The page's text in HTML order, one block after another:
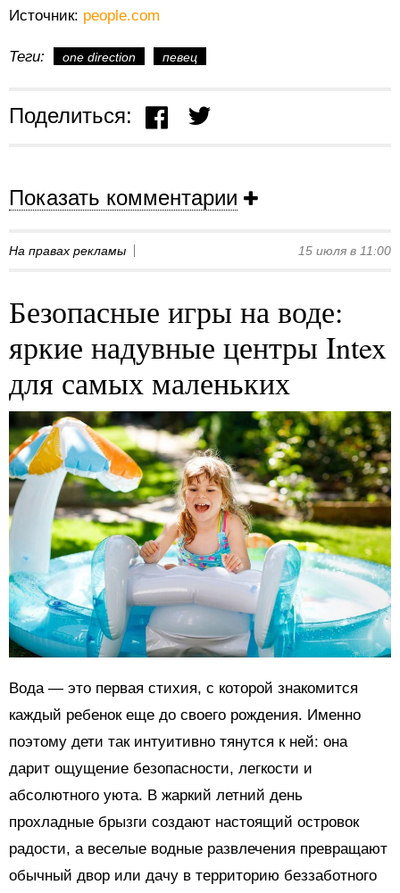
Источник: people.com
Теги: one direction певец
Поделиться:
Показать комментарии
На правах рекламы 15 июля в 11:00
Безопасные игры на воде:
яркие надувные центры Intex
для самых маленьких
Вода — это первая стихия, с которой знакомится
каждый ребенок еще до своего рождения. Именно
поэтому дети так интуитивно тянутся к ней: она
дарит ощущение безопасности, легкости и
абсолютного уюта. В жаркий летний день
прохладные брызги создают настоящий островок
радости, а веселые водные развлечения превращают
обычный двор или дачу в территорию беззаботного